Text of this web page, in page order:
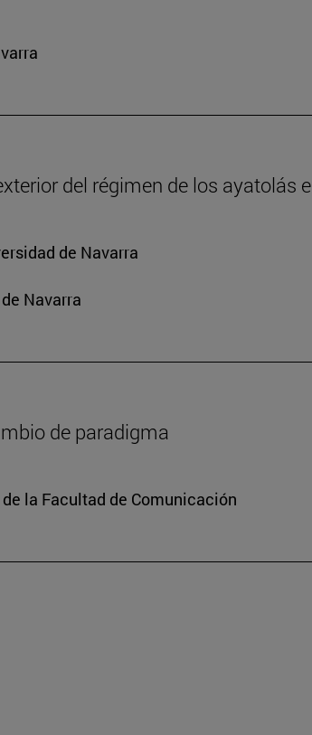
del régimen de los ayatolás
de Navarra
Navarra
de paradigma
la Facultad de Comunicación